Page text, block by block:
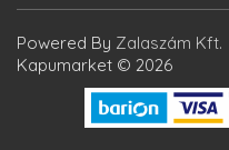
Powered By Zalaszám Kft.
Kapumarket © 2026